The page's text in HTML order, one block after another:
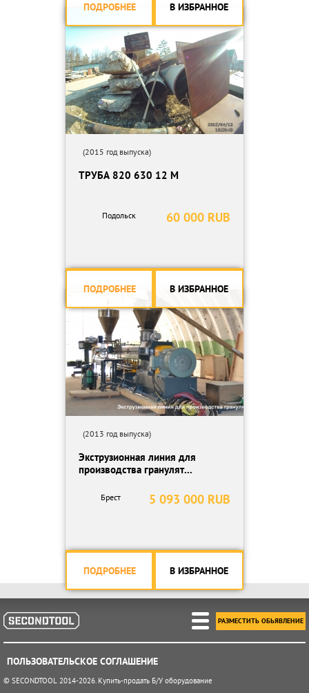
ПОДРОБНЕЕ В ИЗБРАННОЕ
(2015 год выпуска)
ТРУБА 820 630 12 М
60 000 RUB
Подольск
ПОДРОБНЕЕ В ИЗБРАННОЕ
(2013 год выпуска)
Экструзионная линия для
производства гранулят...
5 093 000 RUB
Брест
ПОДРОБНЕЕ В ИЗБРАННОЕ
ПОЛЬЗОВАТЕЛЬСКОЕ СОГЛАШЕНИЕ
РАЗМЕСТИТЬ ОБЬЯВЛЕНИЕ
© SECONDTOOL 2014-2026. Купить-продать Б/У оборудование